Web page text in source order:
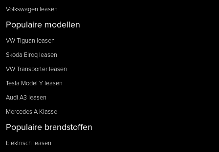
Volkswagen leasen
Populaire modellen
VW Tiguan leasen
Skoda Elroq leasen
VW Transporter leasen
Tesla Model Y leasen
Audi A3 leasen
Mercedes A Klasse
Populaire brandstoffen
Elektrisch leasen